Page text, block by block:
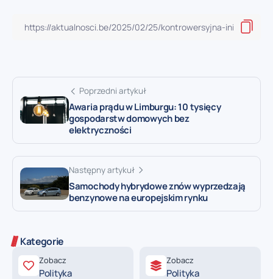
Poprzedni artykuł
Awaria prądu w Limburgu: 10 tysięcy
gospodarstw domowych bez
elektryczności
Następny artykuł
Samochody hybrydowe znów wyprzedzają
benzynowe na europejskim rynku
Kategorie
Zobacz
Polityka
Zobacz
Polityka